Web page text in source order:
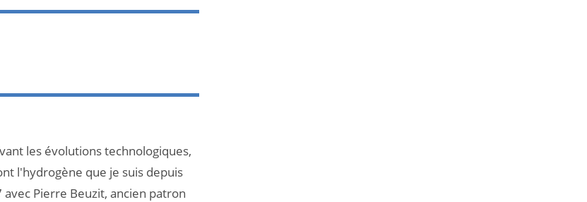
les évolutions technologiques,
l'hydrogène que je suis depuis
Pierre Beuzit, ancien patron